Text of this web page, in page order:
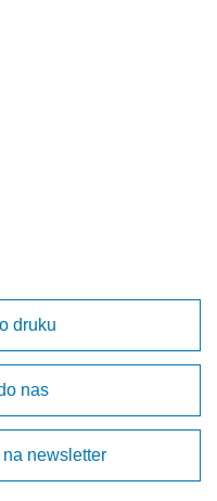
druku
nas
newsletter